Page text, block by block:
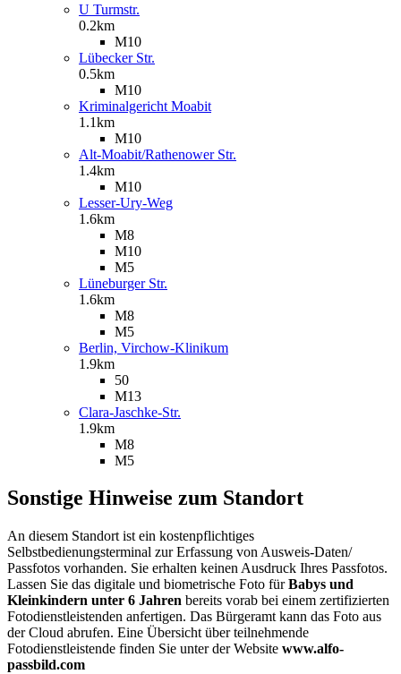
U Turmstr.
0.2km
M10
Lübecker Str.
0.5km
M10
Kriminalgericht Moabit
1.1km
M10
Alt-Moabit/Rathenower Str.
1.4km
M10
Lesser-Ury-Weg
1.6km
M8
M10
M5
Lüneburger Str.
1.6km
M8
M5
Berlin, Virchow-Klinikum
1.9km
50
M13
Clara-Jaschke-Str.
1.9km
M8
M5
Sonstige Hinweise zum Standort
An diesem Standort ist ein kostenpflichtiges
Selbstbedienungsterminal zur Erfassung von Ausweis-Daten/
Passfotos vorhanden. Sie erhalten keinen Ausdruck Ihres Passfotos.
Lassen Sie das digitale und biometrische Foto fürBabys und
Kleinkindern unter 6 Jahren bereits vorab bei einem zertifizierten
Fotodienstleistenden anfertigen. Das Bürgeramt kann das Foto aus
der Cloud abrufen. Eine Übersicht über teilnehmende
Fotodienstleistende finden Sie unter der Website www.alfo-
passbild.com